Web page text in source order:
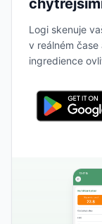
Logi skenuje
v reálném
ingredience